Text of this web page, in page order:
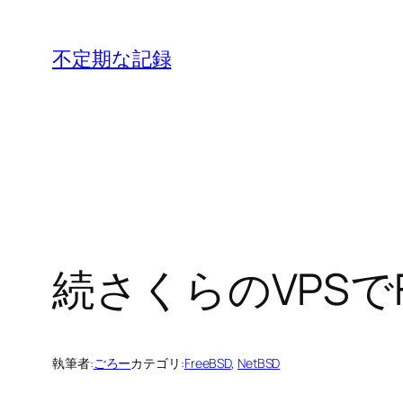
不定期な記録
続さくらのVPS
執筆者:ごろーカテゴリ:FreeBSD, NetBSD